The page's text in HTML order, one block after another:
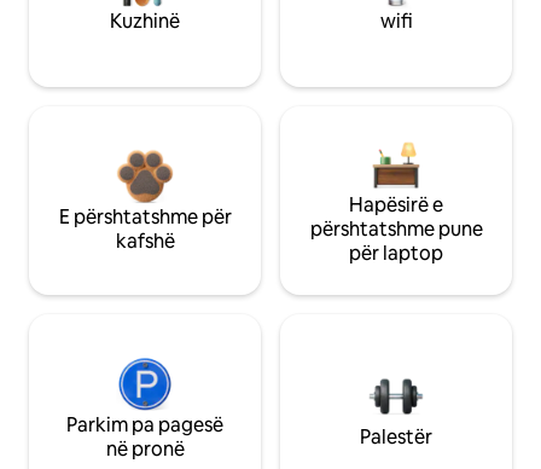
Kuzhinë wifi
E përshtatshme për
kafshë
Hapësirë e
përshtatshme pune
për laptop
Parkim pa pagesë
në pronë
Palestër